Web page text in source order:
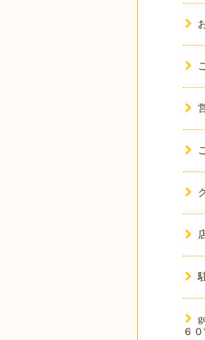
６